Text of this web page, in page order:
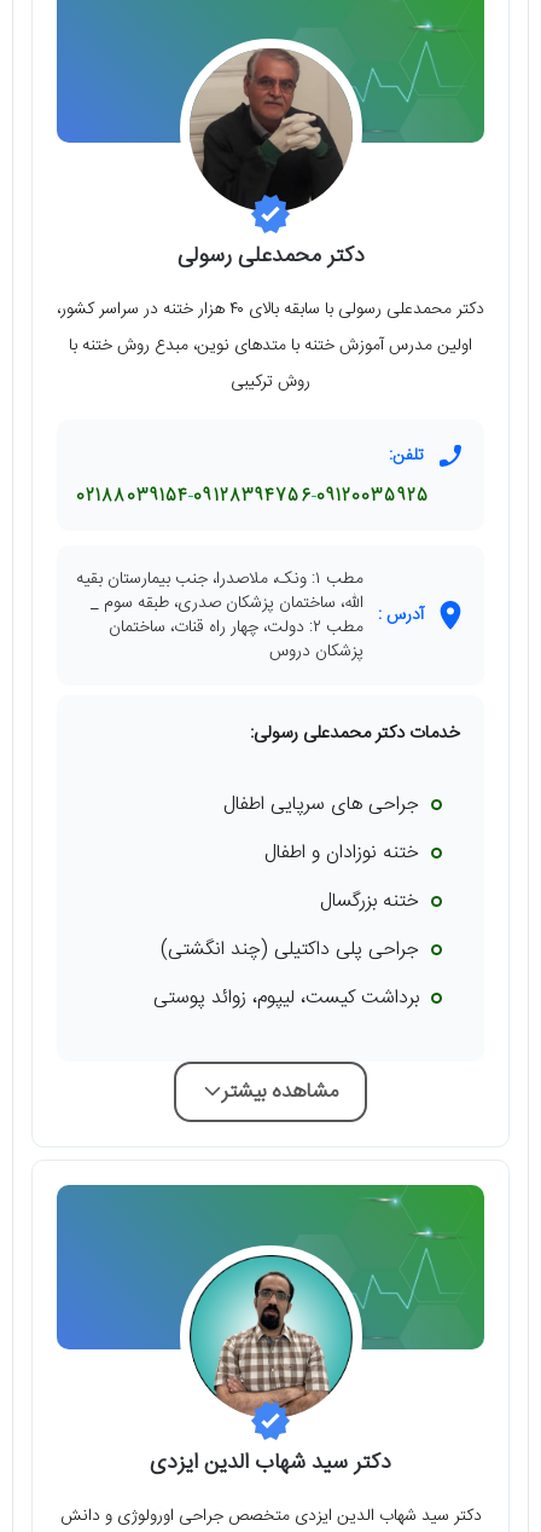
دکتر محمدعلی رسولی
دکتر محمدعلی رسولی با سابقه بالای ۴۰ هزار ختنه در سراسر کشور،
اولین مدرس آموزش ختنه با متدهای نوین، مبدع روش ختنه با
روش ترکیبی
تلفن:
09120035925
09128394756
02188039154
آدرس :
مطب ۱: ونک، ملاصدرا، جنب بیمارستان بقیه
الله، ساختمان پزشکان صدری، طبقه سوم _
مطب ۲: دولت، چهار راه قنات، ساختمان
پزشکان دروس
خدمات دکتر محمدعلی رسولی:
جراحی های سرپایی اطفال
ختنه نوزادان و اطفال
ختنه بزرگسال
جراحی پلی داکتیلی (چند انگشتی)
برداشت کیست، لیپوم، زوائد پوستی
مشاهده بیشتر
دکتر سید شهاب الدین ایزدی
دکتر سید شهاب الدین ایزدی متخصص جراحی اورولوژی و دانش